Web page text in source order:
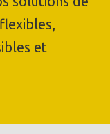
et